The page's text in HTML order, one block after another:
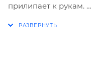
прилипает к рукам.